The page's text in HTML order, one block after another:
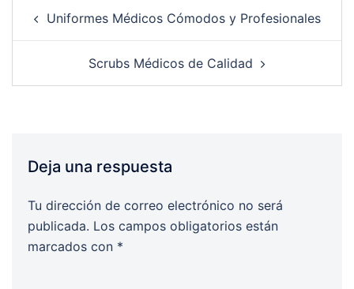
navigation
Uniformes Médicos Cómodos y Profesionales
Scrubs Médicos de Calidad
Deja una respuesta
Tu dirección de correo electrónico no será
publicada. Los campos obligatorios están
marcados con *